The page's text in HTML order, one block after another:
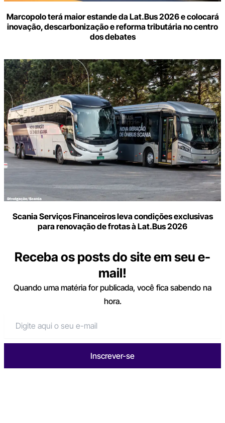
Marcopolo terá maior estande da Lat.Bus 2026 e colocará
inovação, descarbonização e reforma tributária no centro
dos debates
Scania Serviços Financeiros leva condições exclusivas
para renovação de frotas à Lat.Bus 2026
Receba os posts do site em seu e-
mail!
Quando uma matéria for publicada, você fica sabendo na
hora.
Inscrever-se